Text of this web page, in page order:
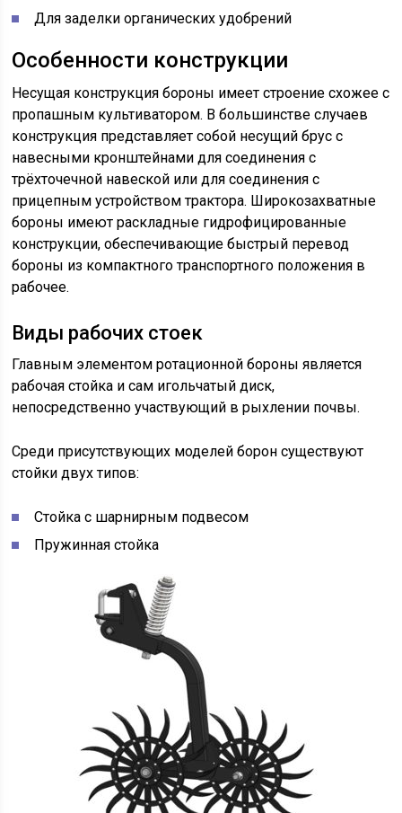
Для заделки органических удобрений
Особенности конструкции
Несущая конструкция бороны имеет строение схожее с
пропашным культиватором. В большинстве случаев
конструкция представляет собой несущий брус с
навесными кронштейнами для соединения с
трёхточечной навеской или для соединения с
прицепным устройством трактора. Широкозахватные
бороны имеют раскладные гидрофицированные
конструкции, обеспечивающие быстрый перевод
бороны из компактного транспортного положения в
рабочее.
Виды рабочих стоек
Главным элементом ротационной бороны является
рабочая стойка и сам игольчатый диск,
непосредственно участвующий в рыхлении почвы.
Среди присутствующих моделей борон существуют
стойки двух типов:
Стойка с шарнирным подвесом
Пружинная стойка